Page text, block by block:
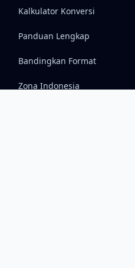
Kalkulator Konversi
Panduan Lengkap
Bandingkan Format
Zona Indonesia